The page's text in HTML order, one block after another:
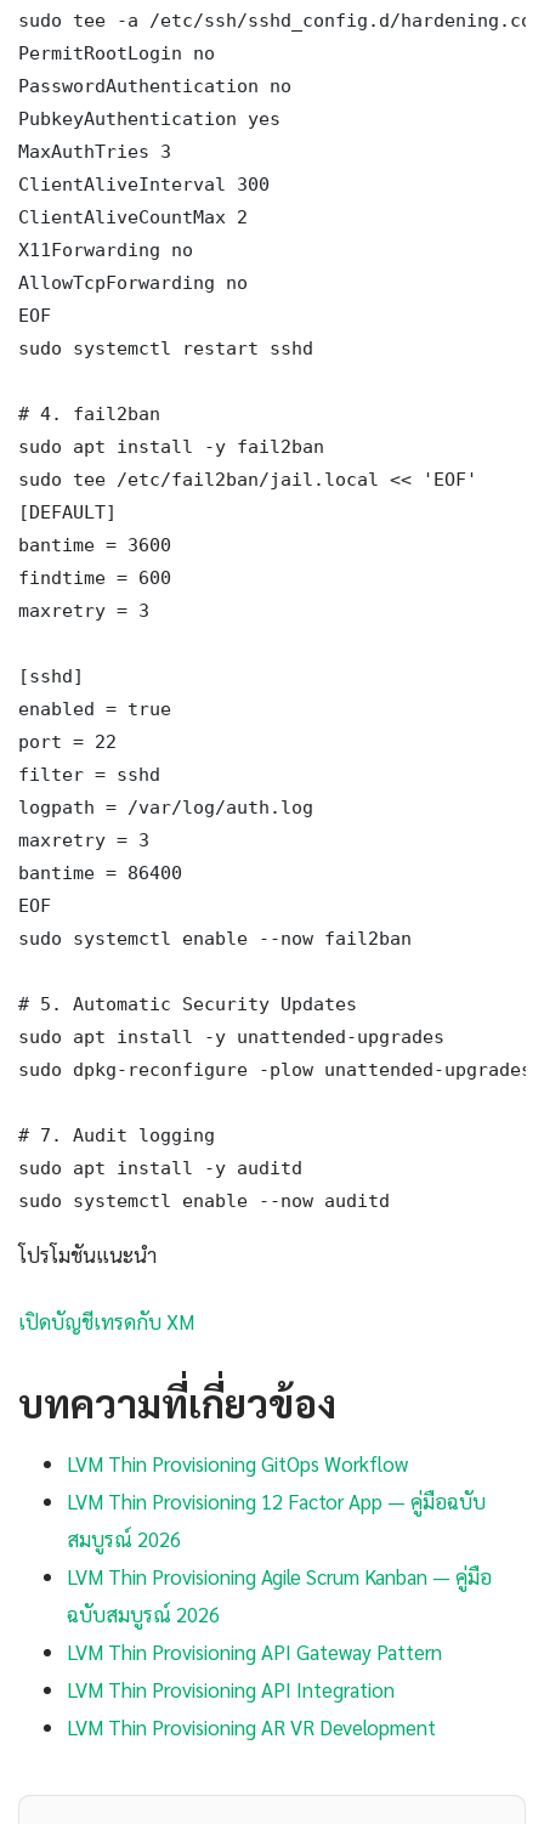
sudo tee -a /etc/ssh/sshd_config.d/
PermitRootLogin no
PasswordAuthentication no
PubkeyAuthentication yes
MaxAuthTries 3
ClientAliveInterval 300
ClientAliveCountMax 2
X11Forwarding no
AllowTcpForwarding no
EOF
sudo systemctl restart sshd
# 4. fail2ban
sudo apt install -y fail2ban
sudo tee /etc/fail2ban/jail.local << 'EOF'
[DEFAULT]
bantime = 3600
findtime = 600
maxretry = 3
[sshd]
enabled = true
port = 22
filter = sshd
logpath = /var/log/auth.log
maxretry = 3
bantime = 86400
EOF
sudo systemctl enable --now fail2ban
# 5. Automatic Security Updates
sudo apt install -y unattended-upgrades
sudo dpkg-reconfigure -plow unattended-upgrades
# 7. Audit logging
sudo apt install -y auditd
sudo systemctl enable --now auditd
โปรโมชันแนะนำ
เปิดบัญชีเทรดกับ XM
บทความที่เกี่ยวข้อง
LVM Thin Provisioning GitOps Workflow
LVM Thin Provisioning 12 Factor App — คู่มือฉบับ
สมบูรณ์ 2026
LVM Thin Provisioning Agile Scrum Kanban — คู่มือ
ฉบับสมบูรณ์ 2026
LVM Thin Provisioning API Gateway Pattern
LVM Thin Provisioning API Integration
LVM Thin Provisioning AR VR Development